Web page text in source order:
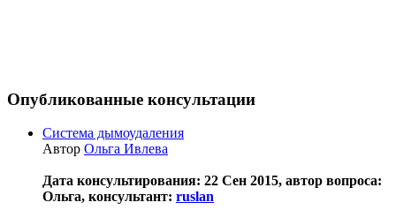
Опубликованные консультации
Система дымоудаления
Автор Ольга Ивлева
Дата консультирования: 22 Сен 2015, автор вопроса:
Ольга, консультант: ruslan